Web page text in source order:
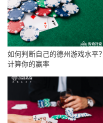
如何判断自己的德州游戏水平？
计算你的赢率